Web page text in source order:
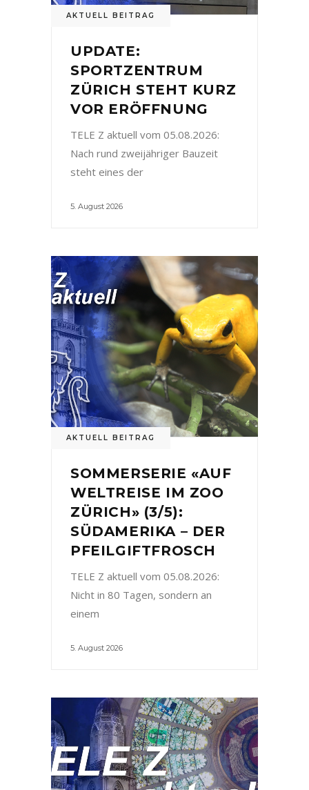
AKTUELL BEITRAG
UPDATE:
SPORTZENTRUM
ZÜRICH STEHT KURZ
VOR ERÖFFNUNG
TELE Z aktuell vom 05.08.2026:
Nach rund zweijähriger Bauzeit
steht eines der
5. August 2026
AKTUELL BEITRAG
SOMMERSERIE «AUF
WELTREISE IM ZOO
ZÜRICH» (3/5):
SÜDAMERIKA – DER
PFEILGIFTFROSCH
TELE Z aktuell vom 05.08.2026:
Nicht in 80 Tagen, sondern an
einem
5. August 2026